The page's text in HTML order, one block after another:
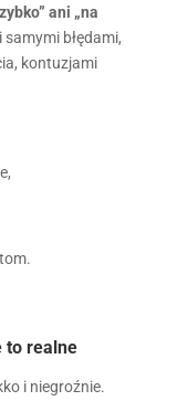
ani „na
błędami,
kontuzjami
to realne
i niegroźnie.